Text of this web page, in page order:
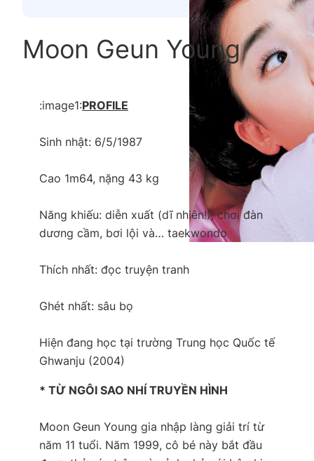
Moon Geun Young
:image1:PROFILE
Sinh nhật: 6/5/1987
Cao 1m64, nặng 43 kg
Năng khiếu: diễn xuất (dĩ nhiên!), chơi đàn
dương cầm, bơi lội và… taekwondo
Thích nhất: đọc truyện tranh
Ghét nhất: sâu bọ
Hiện đang học tại trường Trung học Quốc tế
Ghwanju (2004)
* TỪ NGÔI SAO NHÍ TRUYỀN HÌNH
Moon Geun Young gia nhập làng giải trí từ
năm 11 tuổi. Năm 1999, cô bé này bắt đầu